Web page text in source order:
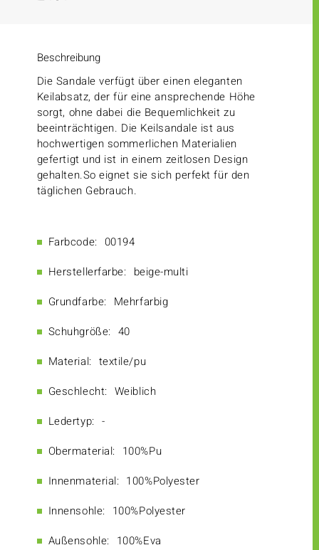
Beschreibung
Die Sandale verfügt über einen eleganten
Keilabsatz, der für eine ansprechende Höhe
sorgt, ohne dabei die Bequemlichkeit zu
beeinträchtigen. Die Keilsandale ist aus
hochwertigen sommerlichen Materialien
gefertigt und ist in einem zeitlosen Design
gehalten.So eignet sie sich perfekt für den
täglichen Gebrauch.
Farbcode: 00194
Herstellerfarbe: beige-multi
Grundfarbe: Mehrfarbig
Schuhgröße: 40
Material: textile/pu
Geschlecht: Weiblich
Ledertyp: -
Obermaterial: 100%Pu
Innenmaterial: 100%Polyester
Innensohle: 100%Polyester
Außensohle: 100%Eva